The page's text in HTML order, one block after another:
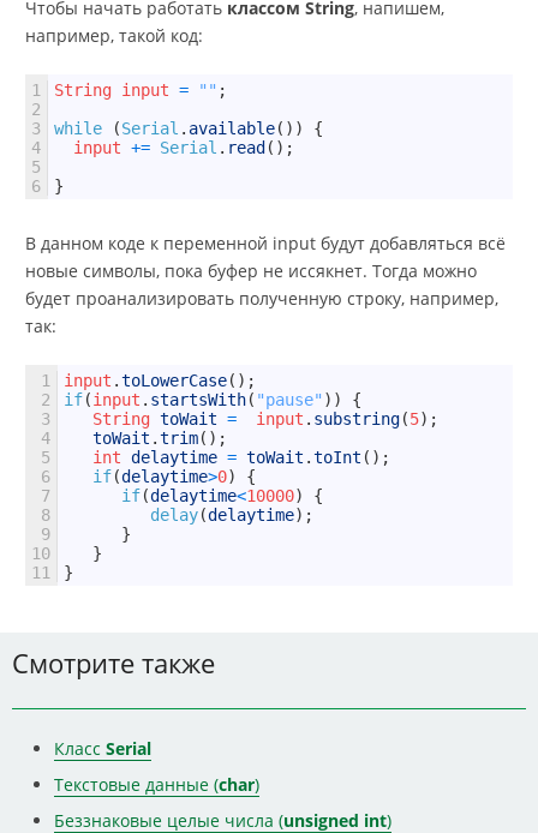
Чтобы начать работать классом String, напишем,
например, такой код:
1
2
3
4
5
6
String input = "" ;
while
(Serial . available( ) )
{
input += Serial . read ( ) ;
}
В данном коде к переменной input будут добавляться всё
новые символы, пока буфер не иссякнет. Тогда можно
будет проанализировать полученную строку, например,
так:
1
2
3
4
5
6
7
8
9
10
11
input .toLowerCase( ) ;
if(input . startsWith( "pause" ) )
{
String toWait = input . substring(5) ;
toWait .trim( ) ;
int delaytime = toWait .toInt ( ) ;
if(delaytime>0)
{
if(delaytime<10000)
{
delay(delaytime) ;
}
}
}
Смотрите также
Класс Serial
Текстовые данные (char)
Беззнаковые целые числа (unsigned int)